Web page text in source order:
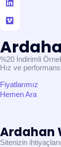
%20 İndirimli
Hız ve
Fiyatlarımız
Hemen Ara
Ardahan
Sitenizin